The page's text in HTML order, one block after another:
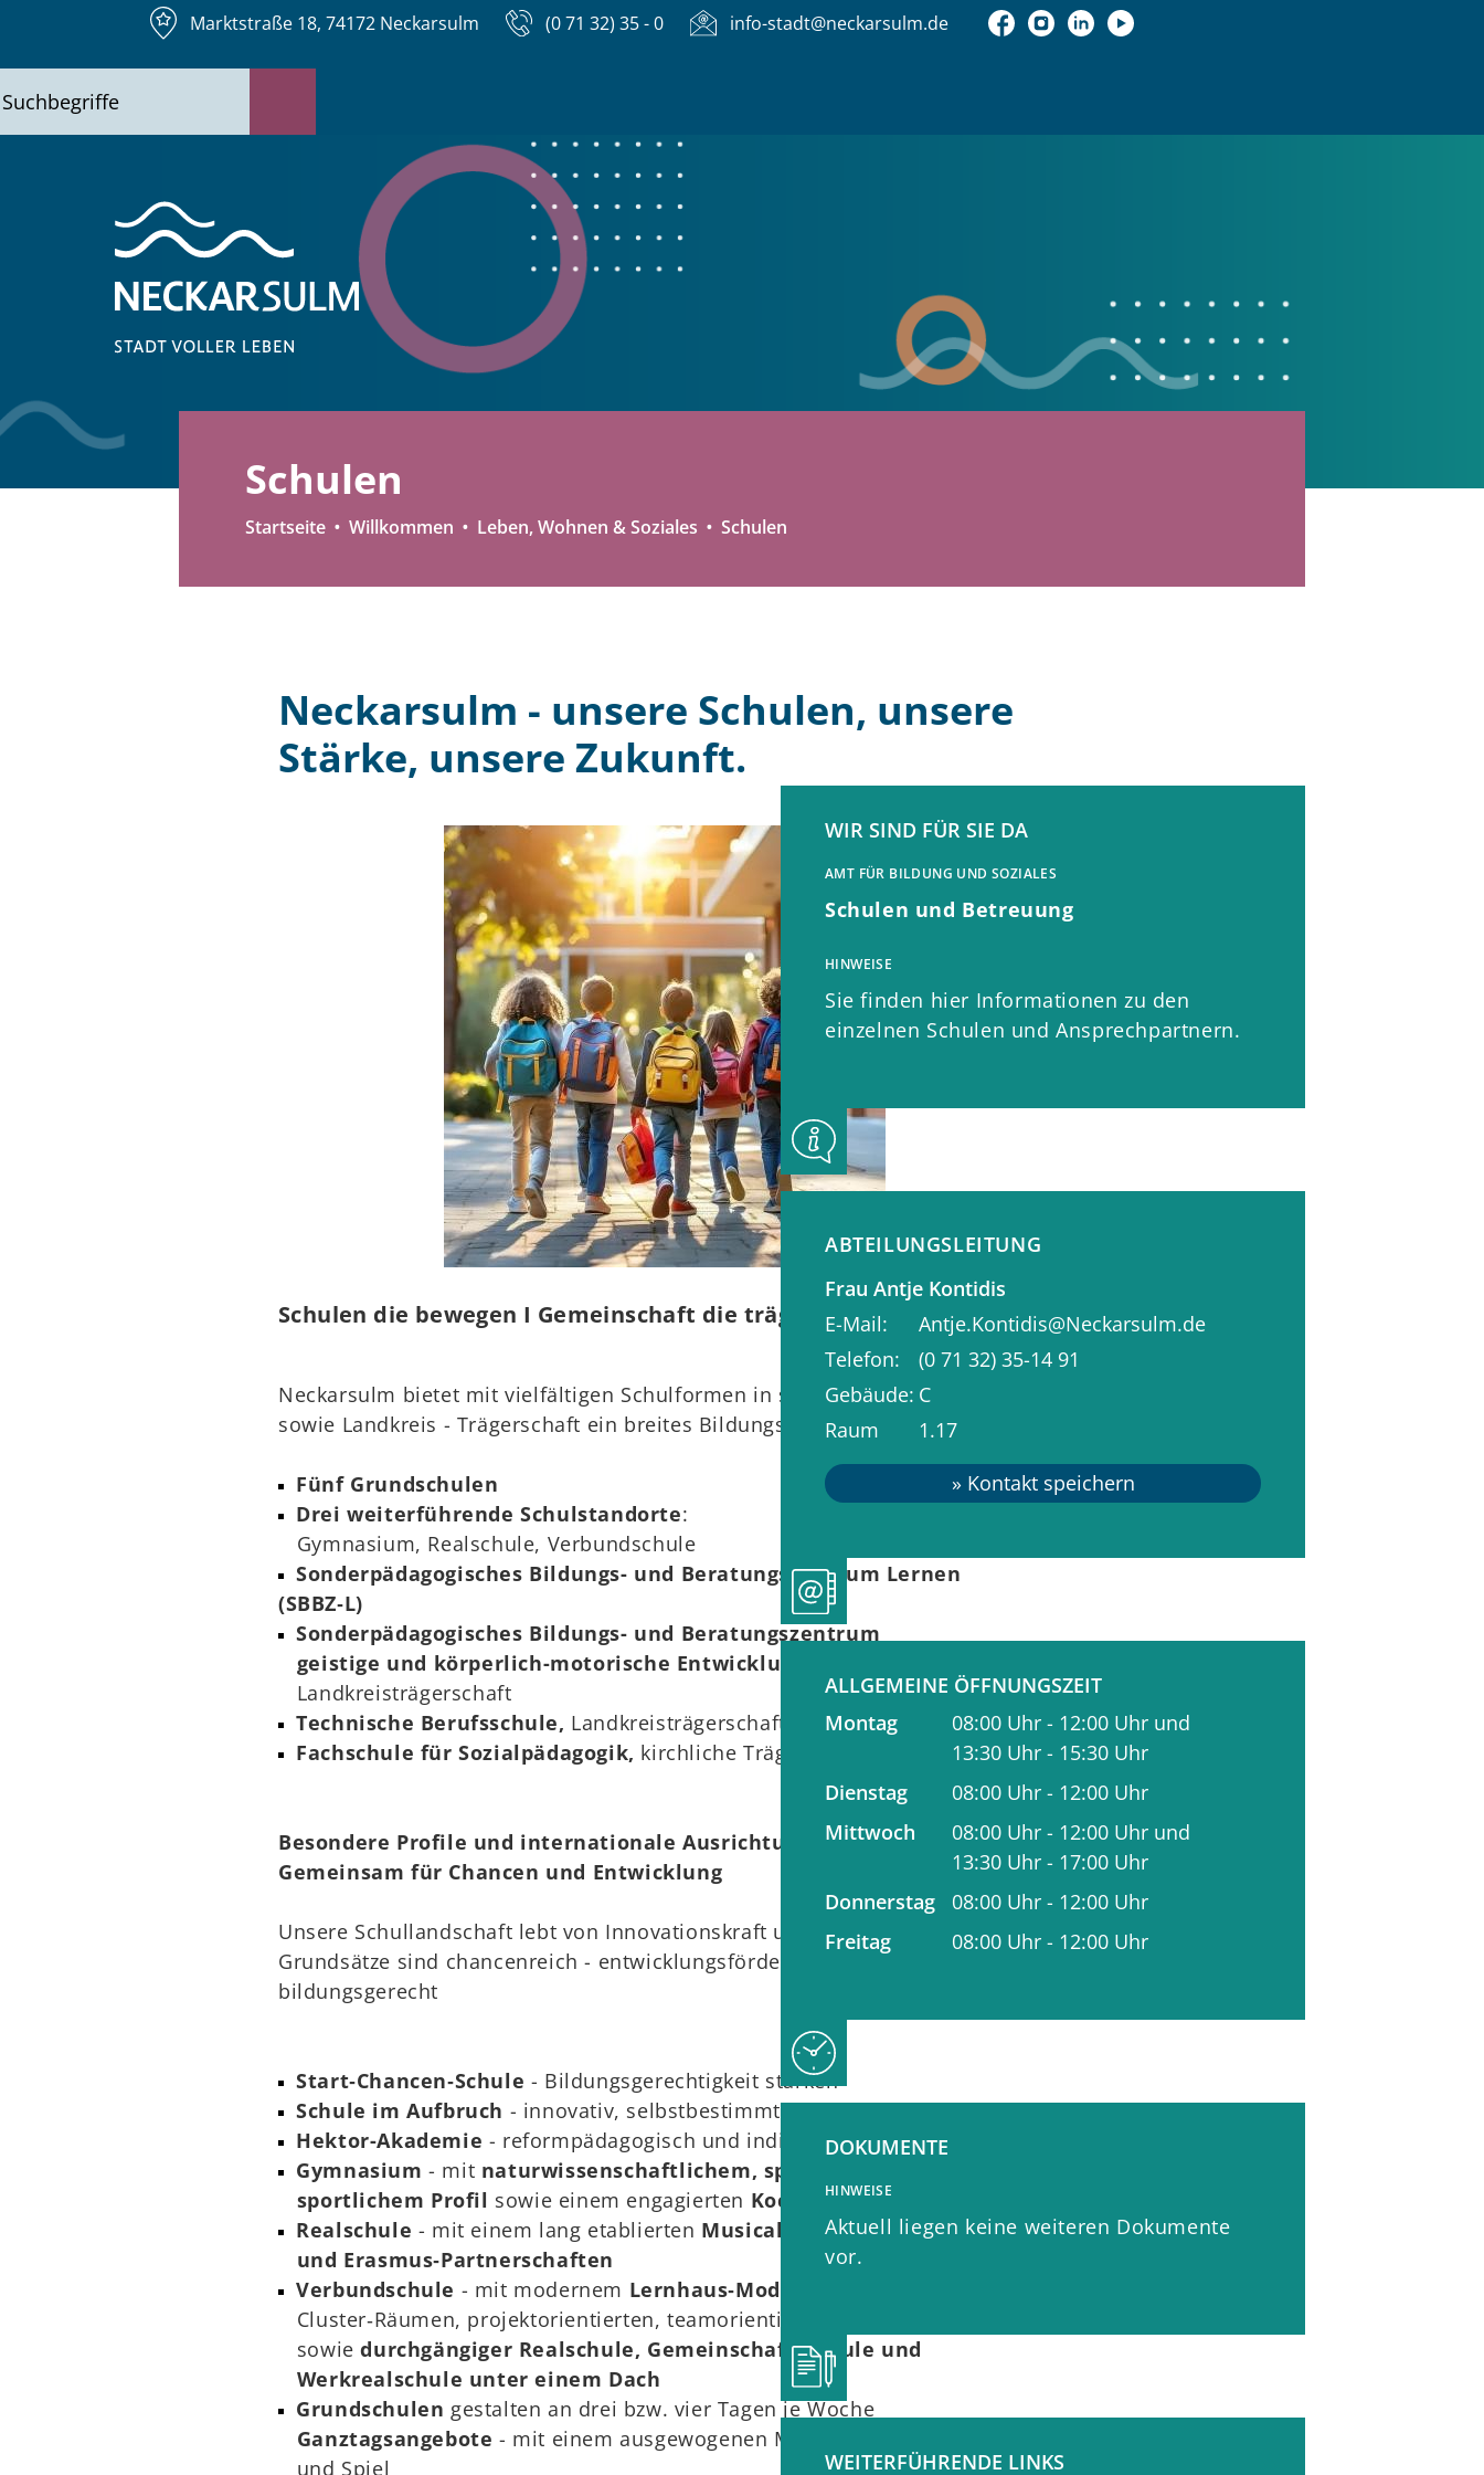
Marktstraße 18, 74172 Neckarsulm (0 71 32) 35 - 0 info-stadt@neckarsulm.de
Schulen
Startseite Willkommen Leben, Wohnen & Soziales Schulen
Neckarsulm - unsere Schulen, unsere
Stärke, unsere Zukunft.
Schulen die bewegen I Gemeinschaft die trägt
Neckarsulm bietet mit vielfältigen Schulformen in städtischer, kirchlicher
sowie Landkreis - Trägerschaft ein breites Bildungsnetz:
Fünf Grundschulen
Drei weiterführende Schulstandorte:
Gymnasium, Realschule, Verbundschule
Sonderpädagogisches Bildungs- und Beratungszentrum Lernen
(SBBZ‑L)
Sonderpädagogisches Bildungs- und Beratungszentrum
geistige und körperlich-motorische Entwicklung (SBBZ‑G),
Landkreisträgerschaft
Technische Berufsschule, Landkreisträgerschaft
Fachschule für Sozialpädagogik, kirchliche Trägerschaft
Besondere Profile und internationale Ausrichtung |
Gemeinsam für Chancen und Entwicklung
Unsere Schullandschaft lebt von Innovationskraft und Vielfalt I unsere
Grundsätze sind chancenreich - entwicklungsfördernd - vernetzt -
bildungsgerecht
Start‑Chancen‑Schule - Bildungsgerechtigkeit stärken
Schule im Aufbruch - innovativ, selbstbestimmt und vernetzt
Hektor-Akademie - reformpädagogisch und individuell
Gymnasium - mit naturwissenschaftlichem, sprachlichem und
sportlichem Profil sowie einem engagierten Kochverein
Realschule - mit einem lang etablierten Musical‑Profil, einer IT‑Klasse
und Erasmus‑Partnerschaften
Verbundschule - mit modernem Lernhaus‑Modell
Cluster‑Räumen, projektorientierten, teamorientierten Arbeitsformen
sowiedurchgängiger Realschule, Gemeinschaftsschule und
Werkrealschule unter einem Dach
Grundschulen gestalten an drei bzw. vier Tagen je Woche
Ganztagsangebote - mit einem ausgewogenen Mix aus Lernen, Bewegung
und Spiel
WEITERFÜHRENDE LINKS
DOKUMENTE
HINWEISE
Aktuell liegen keine weiteren Dokumente
vor.
ALLGEMEINE ÖFFNUNGSZEIT
Montag
08:00 Uhr - 12:00 Uhr und
13:30 Uhr - 15:30 Uhr
Dienstag
08:00 Uhr - 12:00 Uhr
Mittwoch
08:00 Uhr - 12:00 Uhr und
13:30 Uhr - 17:00 Uhr
Donnerstag
08:00 Uhr - 12:00 Uhr
Freitag
08:00 Uhr - 12:00 Uhr
ABTEILUNGSLEITUNG
Frau Antje Kontidis
E-Mail
Antje.Kontidis@Neckarsulm.de
Telefon
(0 71 32) 35-14 91
Gebäude C
Raum
1.17
WIR SIND FÜR SIE DA
AMT FÜR BILDUNG UND SOZIALES
Schulen und Betreuung
HINWEISE
Sie finden hier Informationen zu den
einzelnen Schulen und Ansprechpartnern.